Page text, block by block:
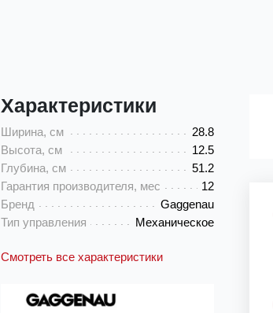
Характеристики
Ширина, см
28.8
Высота, см
12.5
Глубина, см
51.2
Гарантия производителя, мес
12
Бренд
Gaggenau
Тип управления
Механическое
Смотреть все характеристики